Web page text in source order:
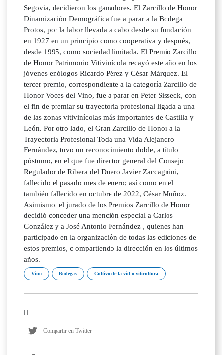
Segovia, decidieron los ganadores. El Zarcillo de Honor
Dinamización Demográfica fue a parar a la Bodega
Protos, por la labor llevada a cabo desde su fundación
en 1927 en un principio como cooperativa y después,
desde 1995, como sociedad limitada. El Premio Zarcillo
de Honor Patrimonio Vitivinícola recayó este año en los
jóvenes enólogos Ricardo Pérez y César Márquez. El
tercer premio, correspondiente a la categoría Zarcillo de
Honor Voces del Vino, fue a parar en Peter Sisseck, con
el fin de premiar su trayectoria profesional ligada a una
de las zonas vitivinícolas más importantes de Castilla y
León. Por otro lado, el Gran Zarcillo de Honor a la
Trayectoria Profesional Toda una Vida Alejandro
Fernández, tuvo un reconocimiento doble, a título
póstumo, en el que fue director general del Consejo
Regulador de Ribera del Duero Javier Zaccagnini,
fallecido el pasado mes de enero; así como en el
también fallecido en octubre de 2022, César Muñoz.
Asimismo, el jurado de los Premios Zarcillo de Honor
decidió conceder una mención especial a Carlos
González y a José Antonio Fernández , quienes han
participado en la organización de todas las ediciones de
estos premios, c ompartiendo la dirección en los últimos
años.
Vino Bodegas Cultivo de la vid o viticultura
Compartir en Twitter